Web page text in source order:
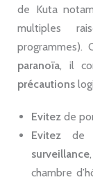
de Kuta
multiples
programmes).
paranoïa, il
précautions
Evitez de
Evitez de
surveillance
chambre